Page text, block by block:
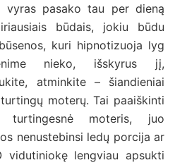
pasako tau per dieną
būdais, jokiu būdu
kuri hipnotizuoja lyg
nieko, išskyrus jį,
atminkite – šiandieniai
moterų. Tai paaiškinti
moteris, juo
nenustebinsi ledų porcija ar
vidutiniokę lengviau apsukti